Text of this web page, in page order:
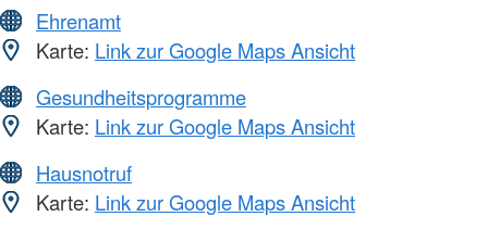
Ehrenamt
Karte: Link zur Google Maps Ansicht
Gesundheitsprogramme
Karte: Link zur Google Maps Ansicht
Hausnotruf
Karte: Link zur Google Maps Ansicht